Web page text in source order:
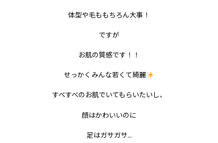
体型や毛ももちろん大事！
ですが
お肌の質感です！！
せっかくみんな若くて綺麗
すべすべのお肌でいてもらいたいし、
顔はかわいいのに
足はガサガサ...